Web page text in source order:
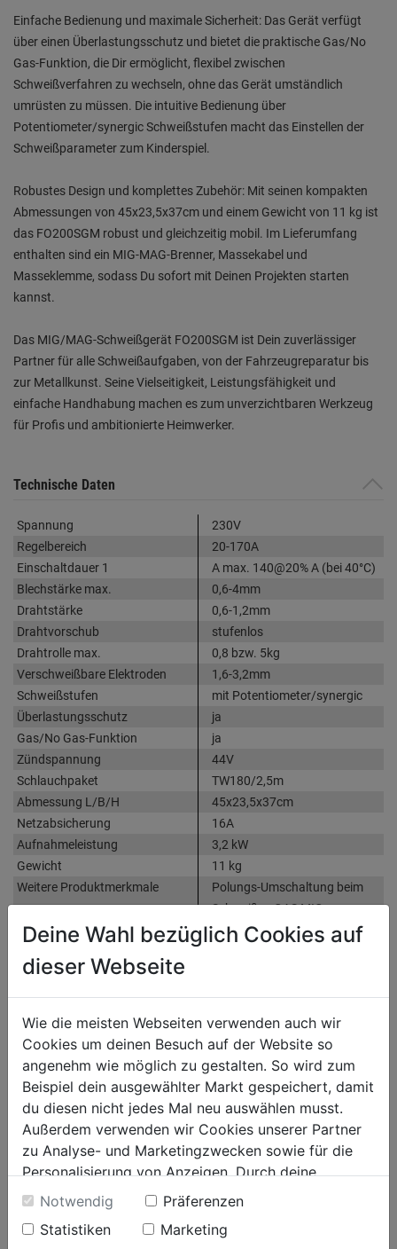
Einfache Bedienung und maximale Sicherheit: Das Gerät verfügt
über einen Überlastungsschutz und bietet die praktische Gas/No
Gas-Funktion, die Dir ermöglicht, flexibel zwischen
Schweißverfahren zu wechseln, ohne das Gerät umständlich
umrüsten zu müssen. Die intuitive Bedienung über
Potentiometer/synergic Schweißstufen macht das Einstellen der
Schweißparameter zum Kinderspiel.
Robustes Design und komplettes Zubehör: Mit seinen kompakten
Abmessungen von 45x23,5x37cm und einem Gewicht von 11 kg ist
das FO200SGM robust und gleichzeitig mobil. Im Lieferumfang
enthalten sind ein MIG-MAG-Brenner, Massekabel und
Masseklemme, sodass Du sofort mit Deinen Projekten starten
kannst.
Das MIG/MAG-Schweißgerät FO200SGM ist Dein zuverlässiger
Partner für alle Schweißaufgaben, von der Fahrzeugreparatur bis
zur Metallkunst. Seine Vielseitigkeit, Leistungsfähigkeit und
einfache Handhabung machen es zum unverzichtbaren Werkzeug
für Profis und ambitionierte Heimwerker.
Technische Daten
Spannung
230V
Regelbereich
20-170A
Einschaltdauer 1
A max. 140@20% A (bei 40°C)
Blechstärke max.
0,6-4mm
Drahtstärke
0,6-1,2mm
Drahtvorschub
stufenlos
Drahtrolle max.
0,8 bzw. 5kg
Verschweißbare Elektroden
1,6-3,2mm
Schweißstufen
mit Potentiometer/synergic
Überlastungsschutz
ja
Gas/No Gas-Funktion
ja
Zündspannung
44V
Schlauchpaket
TW180/2,5m
Abmessung L/B/H
45x23,5x37cm
Netzabsicherung
16A
Aufnahmeleistung
3,2 kW
Gewicht
11 kg
Weitere Produktmerkmale
Polungs-Umschaltung beim
Schweißen GAS MIG-
MAG/BRAZING; Arc-Force
Zubehör
Masseklemme
Produktinformationen
Herstellerinformationen
AUCH INTERESSANT
Deine Wahl bezüglich Cookies auf
dieser Webseite
Wie die meisten Webseiten verwenden auch wir
Cookies um deinen Besuch auf der Website so
angenehm wie möglich zu gestalten. So wird zum
Beispiel dein ausgewählter Markt gespeichert, damit
du diesen nicht jedes Mal neu auswählen musst.
Außerdem verwenden wir Cookies unserer Partner
zu Analyse- und Marketingzwecken sowie für die
Personalisierung von Anzeigen. Durch deine
Einwilligung werden die Daten von Drittanbieter,
unter anderem auch in den USA, verarbeitet.
Durch Klick auf "Alle Cookies erlauben" stimmst du
Notwendig
Präferenzen
Statistiken
Marketing